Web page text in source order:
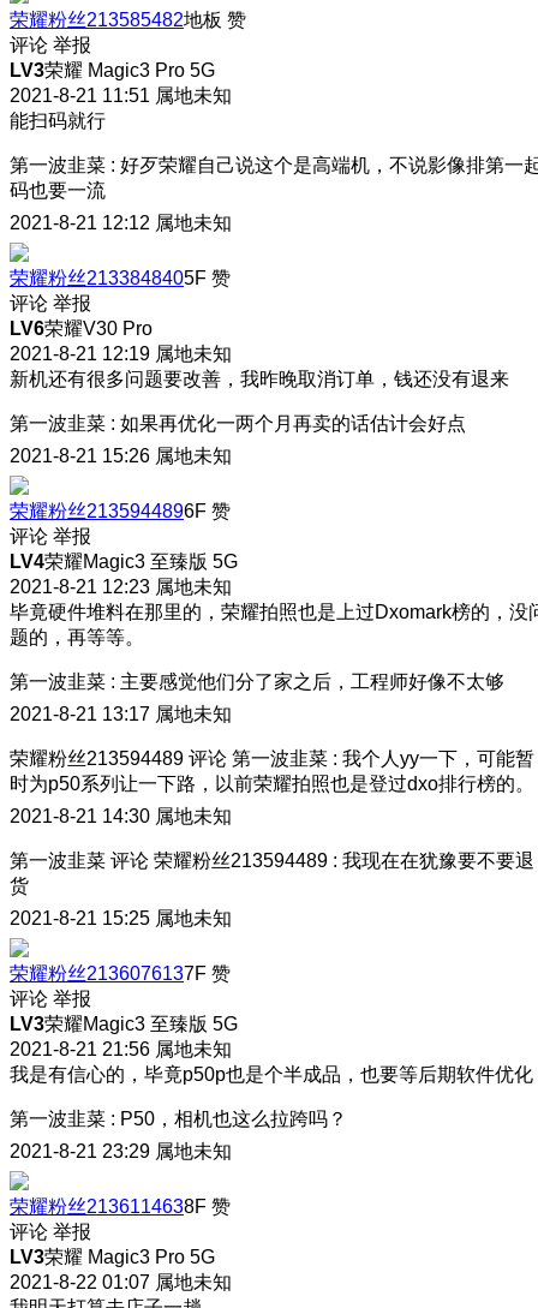
荣耀粉丝213585482地板 赞
评论 举报
LV3荣耀 Magic3 Pro 5G
2021-8-21 11:51 属地未知
能扫码就行
第一波韭菜 : 好歹荣耀自己说这个是高端机，不说影像排第一
码也要一流
2021-8-21 12:12 属地未知
荣耀粉丝2133848405F 赞
评论 举报
LV6荣耀V30 Pro
2021-8-21 12:19 属地未知
新机还有很多问题要改善，我昨晚取消订单，钱还没有退来
第一波韭菜 : 如果再优化一两个月再卖的话估计会好点
2021-8-21 15:26 属地未知
荣耀粉丝2135944896F 赞
评论 举报
LV4荣耀Magic3 至臻版 5G
2021-8-21 12:23 属地未知
毕竟硬件堆料在那里的，荣耀拍照也是上过Dxomark榜的，没
题的，再等等。
第一波韭菜 : 主要感觉他们分了家之后，工程师好像不太够
2021-8-21 13:17 属地未知
荣耀粉丝213594489 评论 第一波韭菜 : 我个人yy一下，可能暂
时为p50系列让一下路，以前荣耀拍照也是登过dxo排行榜的。
2021-8-21 14:30 属地未知
第一波韭菜 评论 荣耀粉丝213594489 : 我现在在犹豫要不要退
货
2021-8-21 15:25 属地未知
荣耀粉丝2136076137F 赞
评论 举报
LV3荣耀Magic3 至臻版 5G
2021-8-21 21:56 属地未知
我是有信心的，毕竟p50p也是个半成品，也要等后期软件优化
第一波韭菜 : P50，相机也这么拉跨吗？
2021-8-21 23:29 属地未知
荣耀粉丝2136114638F 赞
评论 举报
LV3荣耀 Magic3 Pro 5G
2021-8-22 01:07 属地未知